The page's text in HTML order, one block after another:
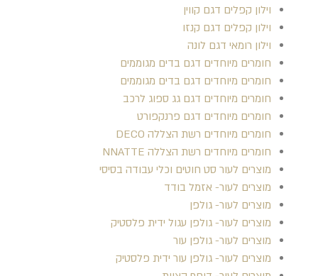
וילון קפלים דגם קווין
וילון קפלים דגם קנזו
וילון רומאי דגם לונה
חומרים מיוחדים דגם בדים מגוממים
חומרים מיוחדים דגם בדים מגוממים
חומרים מיוחדים דגם גג ספוג לרכב
חומרים מיוחדים דגם פרנקפורט
חומרים מיוחדים רשת הצללה DECO
חומרים מיוחדים רשת הצללה NNATTE
מוצרים לעור סט חוטים וכלי עבודה בסיסי
מוצרים לעור- אזמל בודד
מוצרים לעור- גולפן
מוצרים לעור- גולפן עגול ידית פלסטיק
מוצרים לעור- גולפן עור
מוצרים לעור- גולפן עור ידית פלסטיק